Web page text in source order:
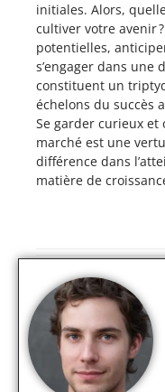
initiales. Alors,
cultiver votre avenir
potentielles,
s’engager dans une
constituent un
échelons du succès
Se garder curieux
marché est une
différence dans
matière de